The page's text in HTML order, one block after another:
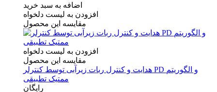
اضافه به سبد خرید
افزودن به لیست دلخواه
مقایسه این محصول
افزودن به لیست دلخواه
مقایسه این محصول
هدایت و کنترل ربات زیرآبی توسط کنترلر PD و الگوریتم
ممتیک تطبیقی
رایگان